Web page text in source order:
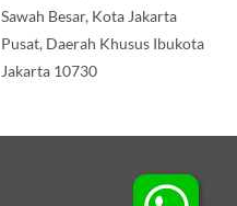
Sawah Besar, Kota Jakarta
Pusat, Daerah Khusus Ibukota
Jakarta 10730